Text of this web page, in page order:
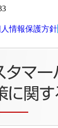
情報保護方針